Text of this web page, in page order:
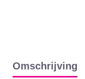
Omschrijving